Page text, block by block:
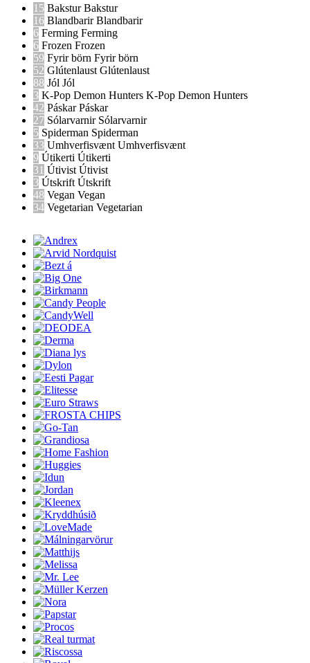
15 BaksturBakstur
16 BlandbarirBlandbarir
6 Ferming Ferming
6 Frozen Frozen
59 Fyrir börn Fyrir börn
52 Glútenlaust Glútenlaust
88 Jól Jól
3 K-Pop Demon Hunters K-Pop Demon Hunters
42 PáskarPáskar
27 Sólarvarnir Sólarvarnir
5 Spiderman Spiderman
33 Umhverfisvænt Umhverfisvænt
9 Útikerti Útikerti
31 Útivist Útivist
3 Útskrift Útskrift
48 Vegan Vegan
34 Vegetarian Vegetarian